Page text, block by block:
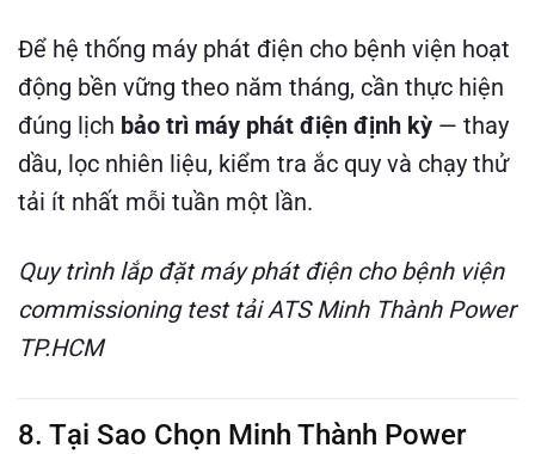
Để hệ thống máy phát điện cho bệnh viện hoạt
động bền vững theo năm tháng, cần thực hiện
đúng lịch bảo trì máy phát điện định kỳ — thay
dầu, lọc nhiên liệu, kiểm tra ắc quy và chạy thử
tải ít nhất mỗi tuần một lần.
Quy trình lắp đặt máy phát điện cho bệnh viện
commissioning test tải ATS Minh Thành Power
TP.HCM
8. Tại Sao Chọn Minh Thành Power